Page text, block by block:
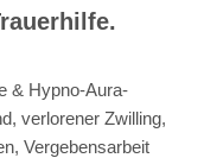
& Hypno-Aura-
verlorener Zwilling,
Vergebensarbeit